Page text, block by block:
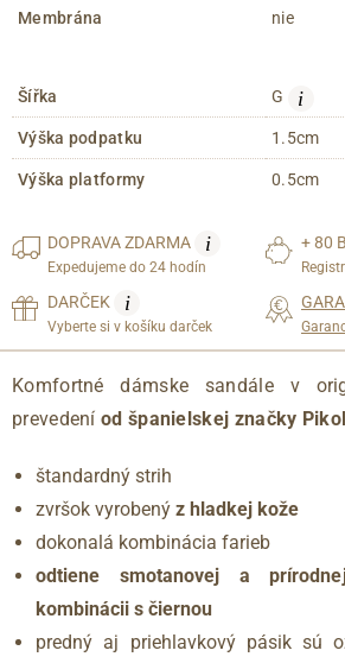
Membrána nie
Šířka G i
Výška podpatku 1.5cm
Výška platformy 0.5cm
DOPRAVAZDARMA i
Expedujeme do 24 hodín
+ 80
DARČEK i
Vyberte si v košíku darček
Komfortné dámske sandále v
prevedeníod španielskej značky
štandardný strih
zvršok vyrobený z hladkej kože
dokonalá kombinácia farieb
odtiene smotanovej a
kombinácii s čiernou
predný aj priehlavkový pásik sú